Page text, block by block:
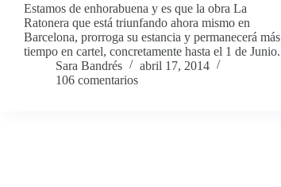
Estamos de enhorabuena y es que la obra La
Ratonera que está triunfando ahora mismo en
Barcelona, prorroga su estancia y permanecerá más
tiempo en cartel, concretamente hasta el 1 de Junio.
Sara Bandrés
abril 17, 2014
106 comentarios